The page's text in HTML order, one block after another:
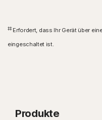
‡‡Erfordert, dass Ihr Gerät über
eingeschaltet ist.
Produkte